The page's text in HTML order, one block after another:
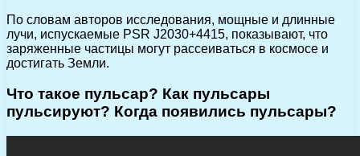
По словам авторов исследования, мощные и длинные
лучи, испускаемые PSR J2030+4415, показывают, что
заряженные частицы могут рассеиваться в космосе и
достигать Земли.
Что такое пульсар? Как пульсары
пульсируют? Когда появились пульсары?